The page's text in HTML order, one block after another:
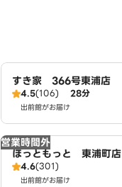
すき家 366号東浦店
4.5(106) 28分
出前館がお届け
営業時間外
ほっともっと 東浦町店
4.6(301)
出前館がお届け